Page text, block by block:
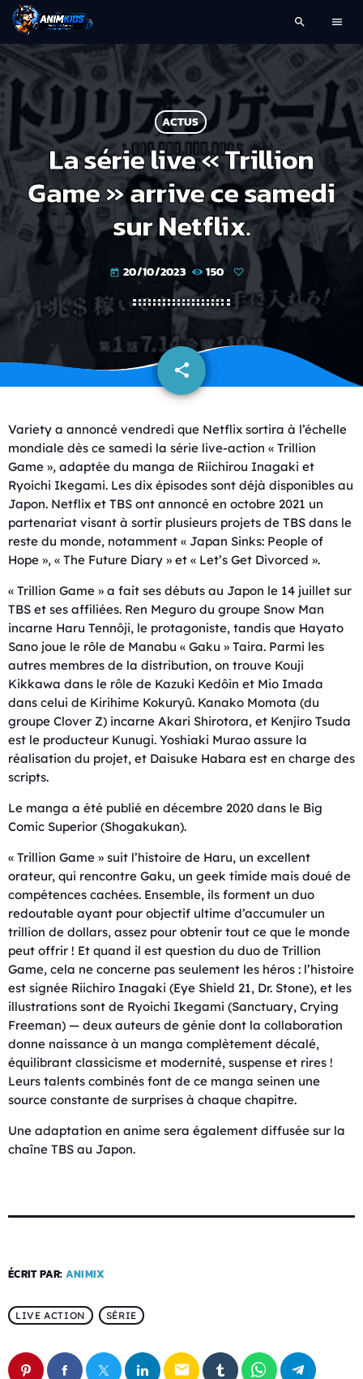
search menu
ACTUS
La série live « Trillion
Game » arrive ce samedi
sur Netflix.
today 20/10/2023 150
share
email
Variety a annoncé vendredi que Netflix sortira à l’échelle
mondiale dès ce samedi la série live-action « Trillion
Game », adaptée du manga de Riichirou Inagaki et
Ryoichi Ikegami. Les dix épisodes sont déjà disponibles au
Japon. Netflix et TBS ont annoncé en octobre 2021 un
partenariat visant à sortir plusieurs projets de TBS dans le
reste du monde, notamment « Japan Sinks: People of
Hope », « The Future Diary » et « Let’s Get Divorced ».
« Trillion Game » a fait ses débuts au Japon le 14 juillet sur
TBS et ses affiliées. Ren Meguro du groupe Snow Man
incarne Haru Tennôji, le protagoniste, tandis que Hayato
Sano joue le rôle de Manabu « Gaku » Taira. Parmi les
autres membres de la distribution, on trouve Kouji
Kikkawa dans le rôle de Kazuki Kedôin et Mio Imada
dans celui de Kirihime Kokuryû. Kanako Momota (du
groupe Clover Z) incarne Akari Shirotora, et Kenjiro Tsuda
est le producteur Kunugi. Yoshiaki Murao assure la
réalisation du projet, et Daisuke Habara est en charge des
scripts.
Le manga a été publié en décembre 2020 dans le Big
Comic Superior (Shogakukan).
« Trillion Game » suit l’histoire de Haru, un excellent
orateur, qui rencontre Gaku, un geek timide mais doué de
compétences cachées. Ensemble, ils forment un duo
redoutable ayant pour objectif ultime d’accumuler un
trillion de dollars, assez pour obtenir tout ce que le monde
peut offrir ! Et quand il est question du duo de Trillion
Game, cela ne concerne pas seulement les héros : l’histoire
est signée Riichiro Inagaki (Eye Shield 21, Dr. Stone), et les
illustrations sont de Ryoichi Ikegami (Sanctuary, Crying
Freeman) — deux auteurs de génie dont la collaboration
donne naissance à un manga complètement décalé,
équilibrant classicisme et modernité, suspense et rires !
Leurs talents combinés font de ce manga seinen une
source constante de surprises à chaque chapitre.
Une adaptation en anime sera également diffusée sur la
chaîne TBS au Japon.
ÉCRIT PAR: ANIMIX
LIVE ACTION SÉRIE
email